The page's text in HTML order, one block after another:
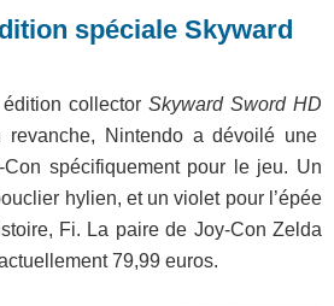
spéciale Skyward
édition collector Skyward Sword HD
revanche, Nintendo a dévoilé une
spécifiquement pour le jeu. Un
hylien, et un violet pour l’épée
Fi. La paire de Joy-Con Zelda
79,99 euros.